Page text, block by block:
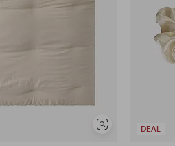
Näytä
DEAL